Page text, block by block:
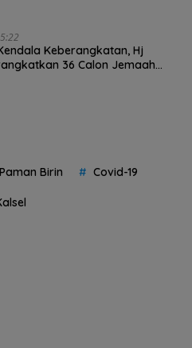
Keberangkatan, Hj
36 Calon Jemaah
Paman Birin Covid-19